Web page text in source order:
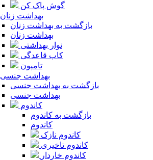
گوش پاک کن
بهداشت زنان
بازگشت به بهداشت زنان
بهداشت زنان
نوار بهداشتی
کاپ قاعدگی
تامپون
بهداشت جنسی
بازگشت به بهداشت جنسی
بهداشت جنسی
کاندوم
بازگشت به کاندوم
کاندوم
کاندوم نازک
کاندوم تاخیری
کاندوم خاردار